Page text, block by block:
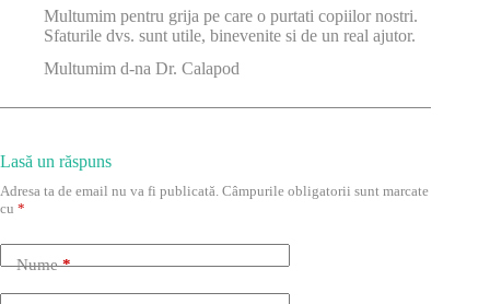
Multumim pentru grija pe care o purtati copiilor nostri.
Sfaturile dvs. sunt utile, binevenite si de un real ajutor.
Multumim d-na Dr. Calapod
Lasă un răspuns
Adresa ta de email nu va fi publicată. Câmpurile obligatorii sunt marcate
cu *
Nume*